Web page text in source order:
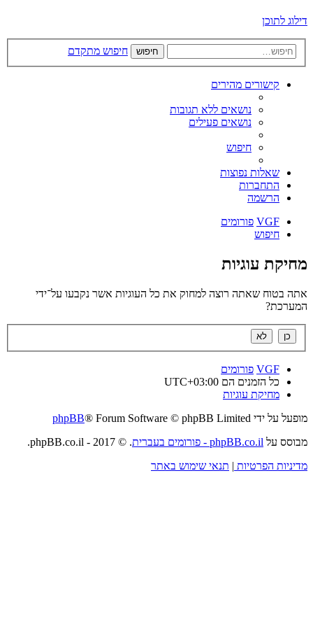
דילוג לתוכן
חיפוש חיפוש מתקדם
קישורים מהירים
נושאים ללא תגובות
נושאים פעילים
חיפוש
שאלות נפוצות
התחברות
הרשמה
VGF פורומים
חיפוש
מחיקת עוגיות
אתה בטוח שאתה רוצה למחוק את כל העוגיות אשר נקבעו על־ידי
המערכת?
VGF פורומים
כל הזמנים הם UTC+03:00
מחיקת עוגיות
מופעל על ידי
phpBB® Forum Software © phpBB Limited
מבוסס על phpBB.co.il - פורומים בעברית
. © 2017 - phpBB.co.il.
מדיניות הפרטיות | תנאי שימוש באתר